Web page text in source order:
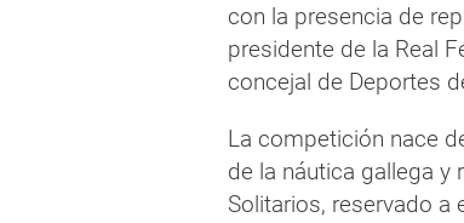
con la presencia de
presidente de la Real
concejal de Deportes
La competición nace
de la náutica gallega y
Solitarios, reservado a